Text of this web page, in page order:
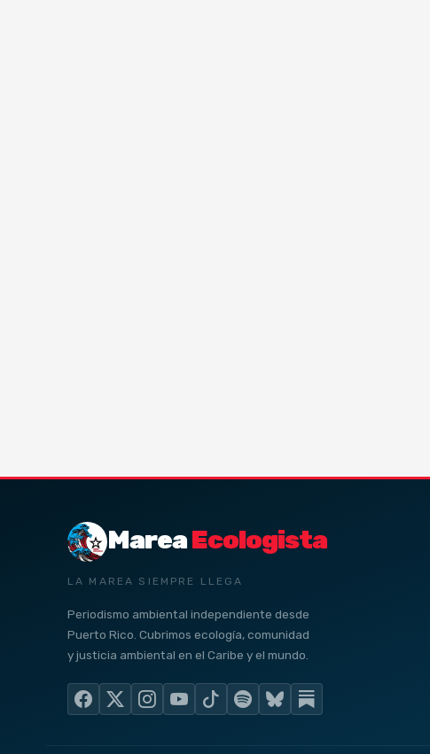
MareaEcologista
LA MAREA SIEMPRE LLEGA
Periodismo ambiental independiente desde
Puerto Rico. Cubrimos ecología, comunidad
y justicia ambiental en el Caribe y el mundo.